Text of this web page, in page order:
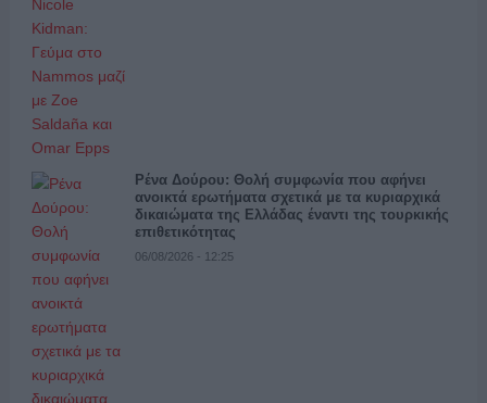
Ρένα Δούρου: Θολή συμφωνία που αφήνει
ανοικτά ερωτήματα σχετικά με τα κυριαρχικά
δικαιώματα της Ελλάδας έναντι της τουρκικής
επιθετικότητας
06/08/2026 - 12:25